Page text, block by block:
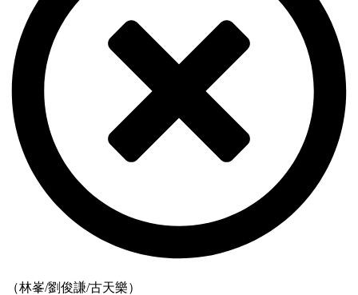
（林峯/劉俊謙/古天樂）